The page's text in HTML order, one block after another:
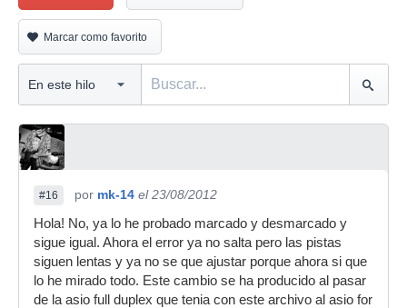
Marcar como favorito
#16 por mk-14 el 23/08/2012
Hola! No, ya lo he probado marcado y desmarcado y
sigue igual. Ahora el error ya no salta pero las pistas
siguen lentas y ya no se que ajustar porque ahora si que
lo he mirado todo. Este cambio se ha producido al pasar
de la asio full duplex que tenia con este archivo al asio for